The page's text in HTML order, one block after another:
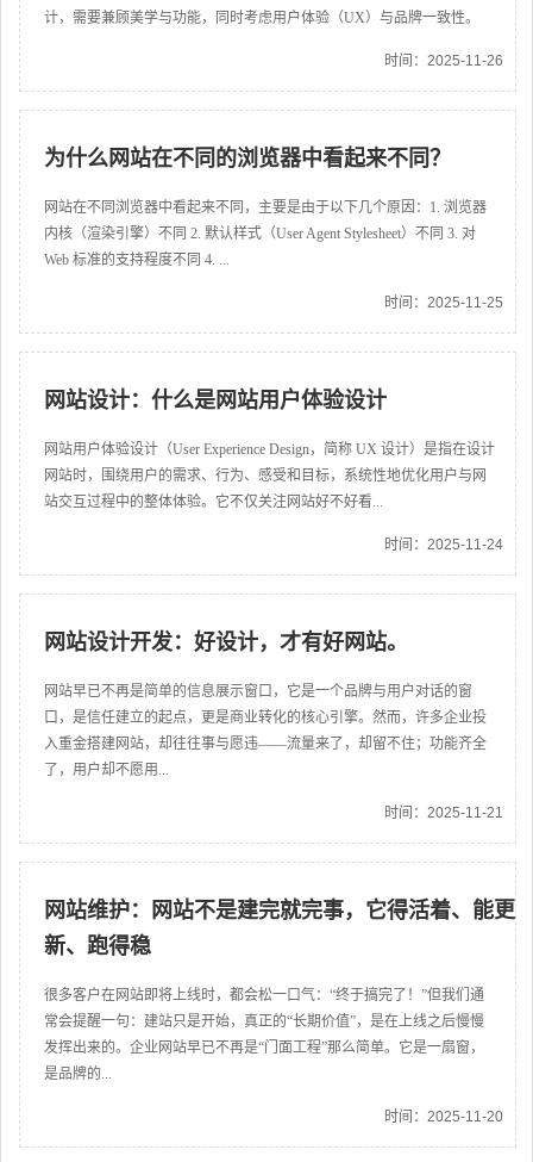
计，需要兼顾美学与功能，同时考虑用户体验（UX）与品牌一致性。
时间：2025-11-26
为什么网站在不同的浏览器中看起来不同？
网站在不同浏览器中看起来不同，主要是由于以下几个原因：1. 浏览器
内核（渲染引擎）不同 2. 默认样式（User Agent Stylesheet）不同 3. 对
Web 标准的支持程度不同 4. ...
时间：2025-11-25
网站设计：什么是网站用户体验设计
网站用户体验设计（User Experience Design，简称 UX 设计）是指在设计
网站时，围绕用户的需求、行为、感受和目标，系统性地优化用户与网
站交互过程中的整体体验。它不仅关注网站好不好看...
时间：2025-11-24
网站设计开发：好设计，才有好网站。
网站早已不再是简单的信息展示窗口，它是一个品牌与用户对话的窗
口，是信任建立的起点，更是商业转化的核心引擎。然而，许多企业投
入重金搭建网站，却往往事与愿违——流量来了，却留不住；功能齐全
了，用户却不愿用...
时间：2025-11-21
网站维护：网站不是建完就完事，它得活着、能更
新、跑得稳
很多客户在网站即将上线时，都会松一口气：“终于搞完了！”但我们通
常会提醒一句：建站只是开始，真正的“长期价值”，是在上线之后慢慢
发挥出来的。企业网站早已不再是“门面工程”那么简单。它是一扇窗，
是品牌的...
时间：2025-11-20